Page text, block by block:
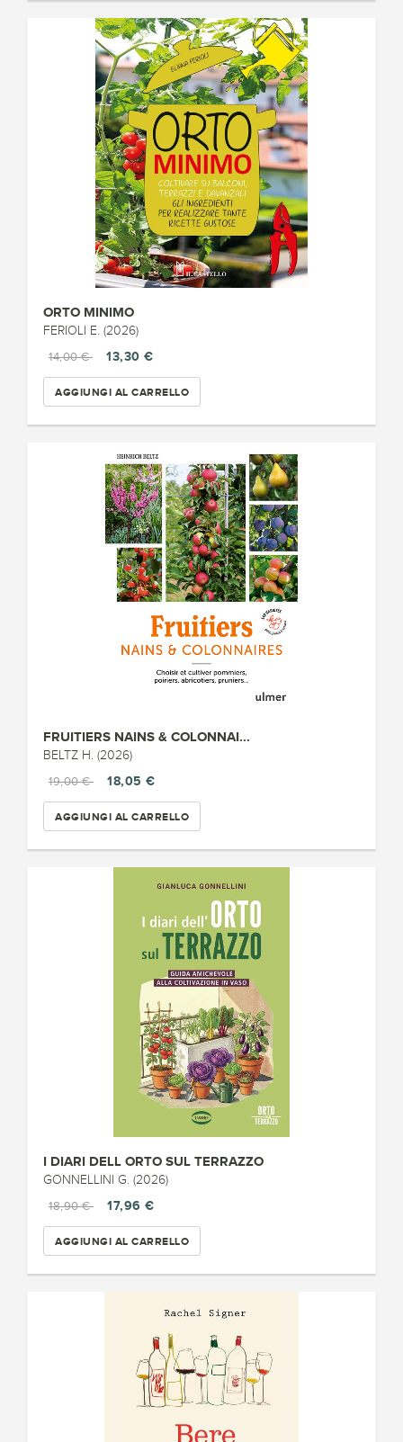
ORTO MINIMO
FERIOLI E. (2026)
14,00 €
13,30 €
AGGIUNGI AL CARRELLO
FRUITIERS NAINS & COLONNAI...
BELTZ H. (2026)
19,00 €
18,05 €
AGGIUNGI AL CARRELLO
I DIARI DELL ORTO SUL TERRAZZO
GONNELLINI G. (2026)
18,90 €
17,96 €
AGGIUNGI AL CARRELLO